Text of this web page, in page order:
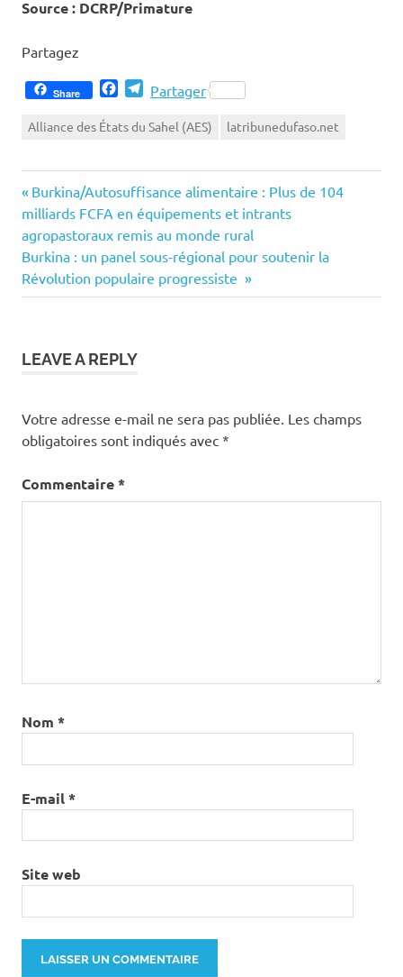
Source : DCRP/Primature
Partagez
Share FacebookTelegram
Partager
Alliance des États du Sahel (AES) latribunedufaso.net
Navigation
de
l’article
Previous
Post:
Burkina/Autosuffisance alimentaire : Plus de 104
milliards FCFA en équipements et intrants
agropastoraux remis au monde rural
Next
Post:
Burkina : un panel sous-régional pour soutenir la
Révolution populaire progressiste
LEAVE A REPLY
Votre adresse e-mail ne sera pas publiée. Les champs
obligatoires sont indiqués avec *
Commentaire*
Nom *
E-mail*
Site web